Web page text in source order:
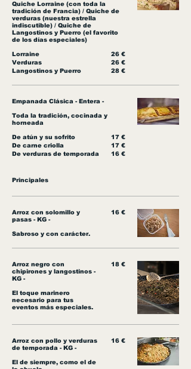
Quiche Lorraine (con toda la
tradición de Francia) / Quiche de
verduras (nuestra estrella
indiscutible) / Quiche de
Langostinos y Puerro (el favorito
de los días especiales)
Lorraine
26 €
Verduras
26 €
Langostinos y Puerro
28 €
Empanada Clásica - Entera -
Toda la tradición, cocinada y
horneada
De atún y su sofrito
17 €
De carne criolla
17 €
De verduras de temporada
16 €
Principales
Arroz con solomillo y
pasas - KG -
Sabroso y con carácter.
16 €
Arroz negro con
chipirones y langostinos -
KG -
El toque marinero
necesario para tus
eventos más especiales.
18 €
Arroz con pollo y verduras
de temporada - KG -
El de siempre, como el de
16 €